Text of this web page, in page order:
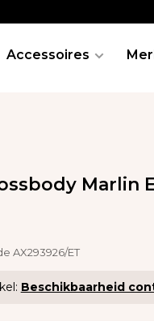
Accessoires
Marlin
AX293926/ET
Beschikbaarheid